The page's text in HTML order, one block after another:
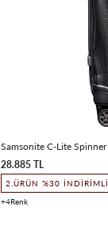
Samsonite C-Lite
28.885 TL
2.ÜRÜN %30
4